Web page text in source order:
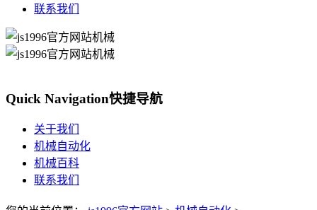
联系我们
Quick Navigation快捷导航
关于我们
机械自动化
机械百科
联系我们